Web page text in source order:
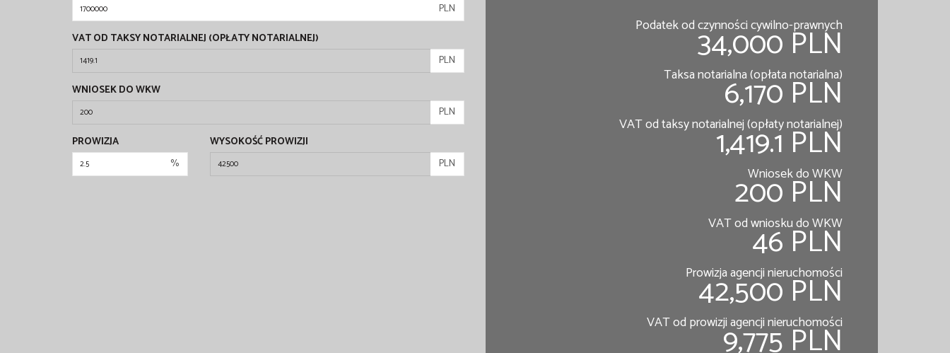
PLN
VAT OD TAKSY NOTARIALNEJ (OPŁATY NOTARIALNEJ)
PLN
WNIOSEK DO WKW
PLN
PROWIZJA
%
WYSOKOŚĆ PROWIZJI
PLN
Podatek od czynności cywilno-prawnych
34,000 PLN
Taksa notarialna (opłata notarialna)
6,170 PLN
VAT od taksy notarialnej (opłaty notarialnej)
1,419.1 PLN
Wniosek do WKW
200 PLN
VAT od wniosku do WKW
46 PLN
Prowizja agencji nieruchomości
42,500 PLN
VAT od prowizji agencji nieruchomości
9,775 PLN